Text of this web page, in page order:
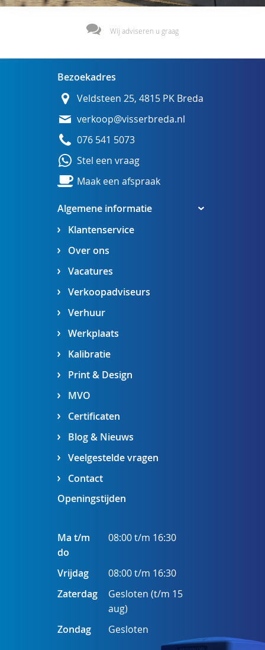
Wij adviseren u graag
Algemene informatie
Klantenservice
Over ons
Vacatures
Verkoopadviseurs
Verhuur
Werkplaats
Kalibratie
Print & Design
MVO
Certificaten
Blog & Nieuws
Veelgestelde vragen
Contact
Bezoekadres
Veldsteen 25, 4815 PK Breda
verkoop@visserbreda.nl
076 541 5073
Stel een vraag
Maak een afspraak
Openingstijden
Ma t/m
do
08:00 t/m 16:30
Vrijdag
08:00 t/m 16:30
Zaterdag
Gesloten (t/m 15
aug)
Zondag
Gesloten